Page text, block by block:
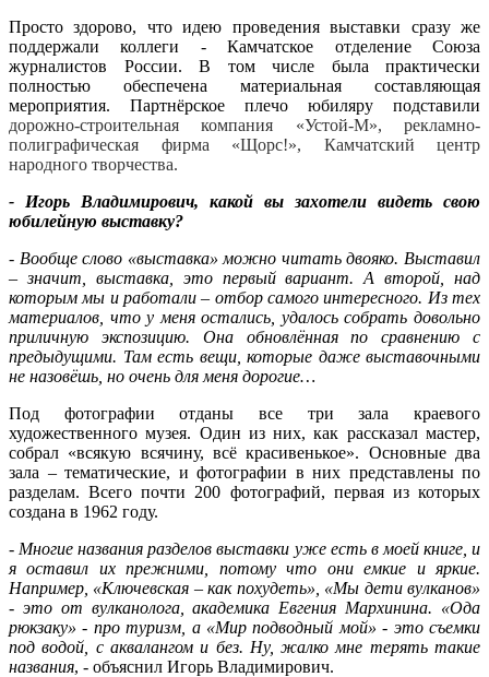
Просто здорово, что идею проведения выставки сразу же
поддержали коллеги - Камчатское отделение Союза
журналистов России. В том числе была практически
полностью обеспечена материальная составляющая
мероприятия. Партнёрское плечо юбиляру подставили
дорожно-строительная компания «Устой-М», рекламно-
полиграфическая фирма «Щорс!», Камчатский центр
народного творчества.
- Игорь Владимирович, какой вы захотели видеть свою
юбилейную выставку?
- Вообще слово «выставка» можно читать двояко. Выставил
– значит, выставка, это первый вариант. А второй, над
которым мы и работали – отбор самого интересного. Из тех
материалов, что у меня остались, удалось собрать довольно
приличную экспозицию. Она обновлённая по сравнению с
предыдущими. Там есть вещи, которые даже выставочными
не назовёшь, но очень для меня дорогие…
Под фотографии отданы все три зала краевого
художественного музея. Один из них, как рассказал мастер,
собрал «всякую всячину, всё красивенькое». Основные два
зала – тематические, и фотографии в них представлены по
разделам. Всего почти 200 фотографий, первая из которых
создана в 1962 году.
- Многие названия разделов выставки уже есть в моей книге, и
я оставил их прежними, потому что они емкие и яркие.
Например, «Ключевская – как похудеть», «Мы дети вулканов»
- это от вулканолога, академика Евгения Мархинина. «Ода
рюкзаку» - про туризм, а «Мир подводный мой» - это съемки
под водой, с аквалангом и без. Ну, жалко мне терять такие
названия, - объяснил Игорь Владимирович.